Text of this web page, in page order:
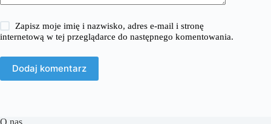
Zapisz moje imię i nazwisko, adres e-mail i stronę
internetową w tej przeglądarce do następnego komentowania.
Dodaj komentarz
O nas